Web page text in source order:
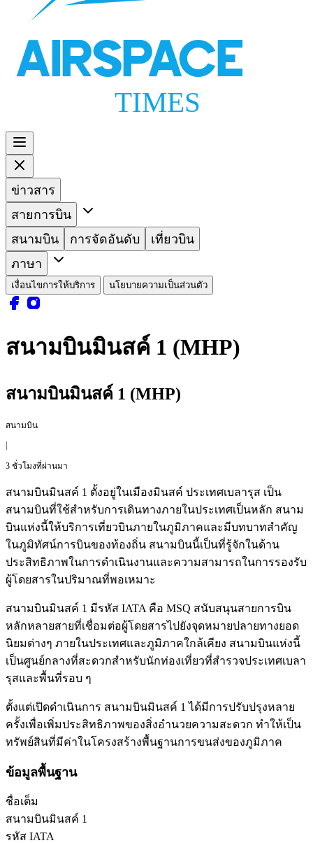
AIRSPACE
TIMES
ข่าวสาร
สายการบิน
สนามบิน
การจัดอันดับ
เที่ยวบิน
ภาษา
เงื่อนไขการให้บริการ นโยบายความเป็นส่วนตัว
สนามบินมินสค์ 1 (MHP)
สนามบินมินสค์ 1 (MHP)
สนามบิน
|
3 ชั่วโมงที่ผ่านมา
สนามบินมินสค์ 1 ตั้งอยู่ในเมืองมินสค์ ประเทศเบลารุส เป็น
สนามบินที่ใช้สำหรับการเดินทางภายในประเทศเป็นหลัก สนาม
บินแห่งนี้ให้บริการเที่ยวบินภายในภูมิภาคและมีบทบาทสำคัญ
ในภูมิทัศน์การบินของท้องถิ่น สนามบินนี้เป็นที่รู้จักในด้าน
ประสิทธิภาพในการดำเนินงานและความสามารถในการรองรับ
ผู้โดยสารในปริมาณที่พอเหมาะ
สนามบินมินสค์ 1 มีรหัส IATA คือ MSQ สนับสนุนสายการบิน
หลักหลายสายที่เชื่อมต่อผู้โดยสารไปยังจุดหมายปลายทางยอด
นิยมต่างๆ ภายในประเทศและภูมิภาคใกล้เคียง สนามบินแห่งนี้
เป็นศูนย์กลางที่สะดวกสำหรับนักท่องเที่ยวที่สำรวจประเทศเบลา
รุสและพื้นที่รอบ ๆ
ตั้งแต่เปิดดำเนินการ สนามบินมินสค์ 1 ได้มีการปรับปรุงหลาย
ครั้งเพื่อเพิ่มประสิทธิภาพของสิ่งอำนวยความสะดวก ทำให้เป็น
ทรัพย์สินที่มีค่าในโครงสร้างพื้นฐานการขนส่งของภูมิภาค
ข้อมูลพื้นฐาน
ชื่อเต็ม
สนามบินมินสค์ 1
รหัส IATA